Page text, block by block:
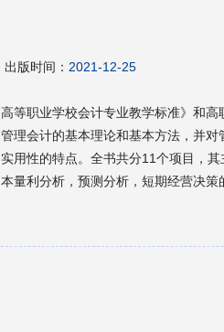
者兼顾，系统性、专业性强，既可作
计工作者和涉外单位的工作人员学习
出版时间： 2021-12-25
等职业学校会计专业教学标准》和高
理会计的基本理论和基本方法，并对
用性的特点。全书共分11个项目，
量利分析，预测分析，短期经营决策
本法，责任会计，作业成本法和战略管
、管理类专业作为教材使用，也可供